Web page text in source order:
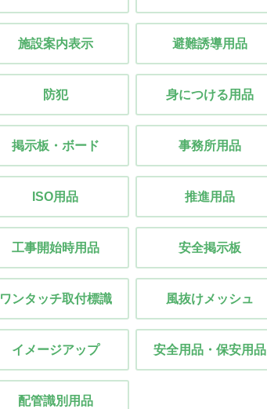
施設案内表示 避難誘導用品
防犯 身につける用品
掲示板・ボード 事務所用品
ISO用品 推進用品
工事開始時用品 安全掲示板
ワンタッチ取付標識 風抜けメッシュ
イメージアップ 安全用品・保安用品
配管識別用品